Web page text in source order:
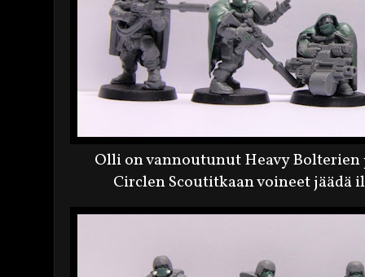
Olli on vannoutunut Heavy
Circlen Scoutitkaan voineet